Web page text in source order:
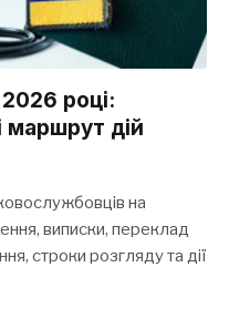
році:
маршрут дій
на
виписки, переклад
строки розгляду та дії